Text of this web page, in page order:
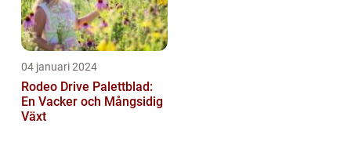
04 januari 2024
Rodeo Drive Palettblad:
En Vacker och Mångsidig
Växt